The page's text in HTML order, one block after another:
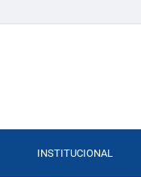
INSTITUCIONAL